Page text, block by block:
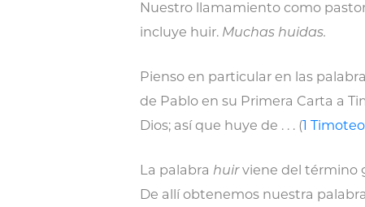
Nuestro llamamiento como
incluye huir. Muchas huidas.
Pienso en particular en las
de Pablo en su Primera Carta a
Dios; así que huye de . . . (1 Timoteo
La palabra huirviene del término
De allí obtenemos nuestra palabra